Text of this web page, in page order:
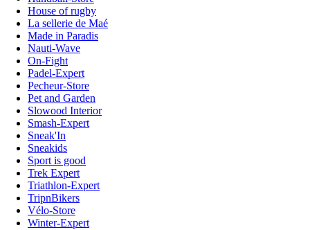
House of rugby
La sellerie de Maé
Made in Paradis
Nauti-Wave
On-Fight
Padel-Expert
Pecheur-Store
Pet and Garden
Slowood Interior
Smash-Expert
Sneak'In
Sneakids
Sport is good
Trek Expert
Triathlon-Expert
TripnBikers
Vélo-Store
Winter-Expert